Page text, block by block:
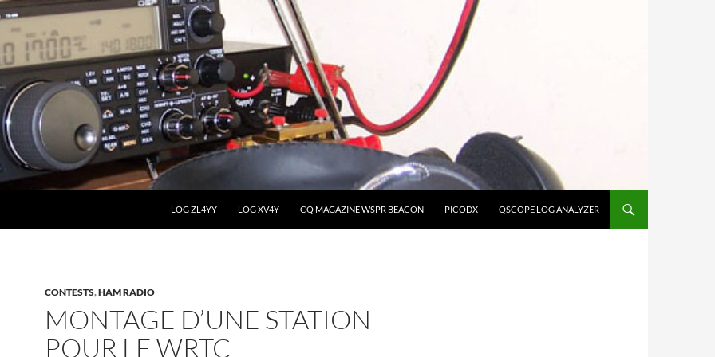
LOG ZL4YY LOG XV4Y CQ MAGAZINE WSPR BEACON PICODX QSCOPE LOG ANALYZER
CONTESTS,HAM RADIO
MONTAGE D’UNE STATION
POUR LE WRTC